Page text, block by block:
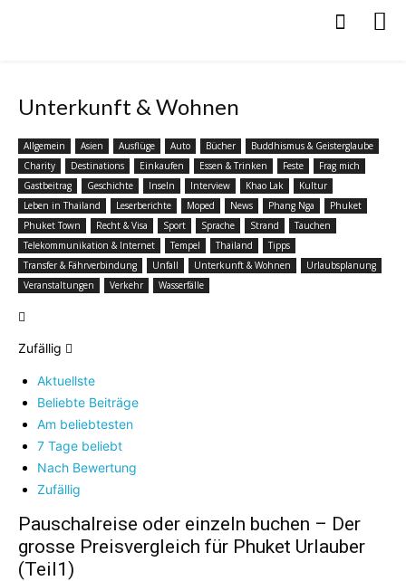
Unterkunft & Wohnen
Allgemein Asien Ausflüge Auto Bücher
Buddhismus & Geisterglaube
Charity
Destinations Einkaufen Essen & Trinken Feste
Frag mich
Gastbeitrag
Geschichte Inseln Interview Khao Lak
Kultur
Leben in Thailand
Leserberichte Moped News Phang Nga
Phuket
Phuket Town
Recht & Visa Sport Sprache Strand
Tauchen
Telekommunikation & Internet
Tempel Thailand
Tipps
Transfer & Fährverbindung
Unfall Unterkunft & Wohnen
Urlaubsplanung
Veranstaltungen
Verkehr Wasserfälle
Zufällig
Aktuellste
Beliebte Beiträge
Am beliebtesten
7 Tage beliebt
Nach Bewertung
Zufällig
Pauschalreise oder einzeln buchen – Der
grosse Preisvergleich für Phuket Urlauber
(Teil1)